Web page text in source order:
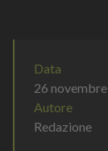
Data
26
Autore
Redazione